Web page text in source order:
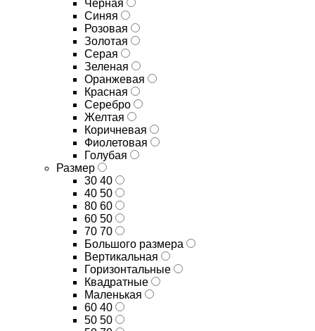
Чёрная
Синяя
Розовая
Золотая
Серая
Зеленая
Оранжевая
Красная
Серебро
Желтая
Коричневая
Фиолетовая
Голубая
Размер
30 40
40 50
80 60
60 50
70 70
Большого размера
Вертикальная
Горизонтальные
Квадратные
Маленькая
60 40
50 50